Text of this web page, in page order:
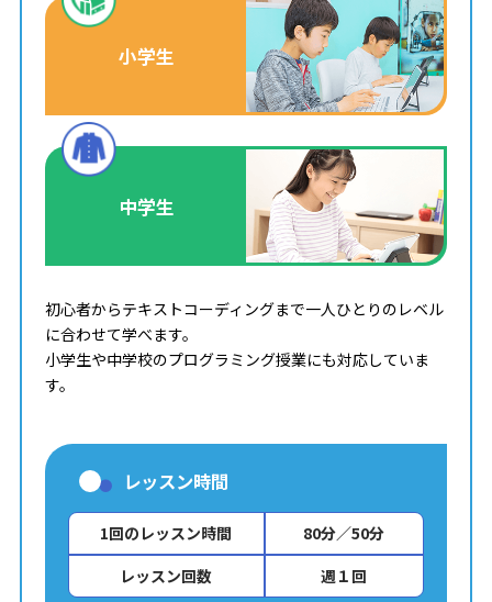
小学生
中学生
初心者からテキストコーディングまで一人ひとりのレベル
に合わせて学べます。
小学生や中学校のプログラミング授業にも対応していま
す。
レッスン時間
1回のレッスン時間
80分／50分
レッスン回数
週１回